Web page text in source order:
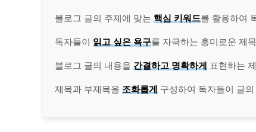
블로그 글의 주제에 맞는 핵심 키워드를 활용하여
독자들이 읽고 싶은 욕구를 자극하는 흥미로운 제
블로그 글의 내용을 간결하고 명확하게 표현하는
제목과 부제목을 조화롭게 구성하여 독자들이 글